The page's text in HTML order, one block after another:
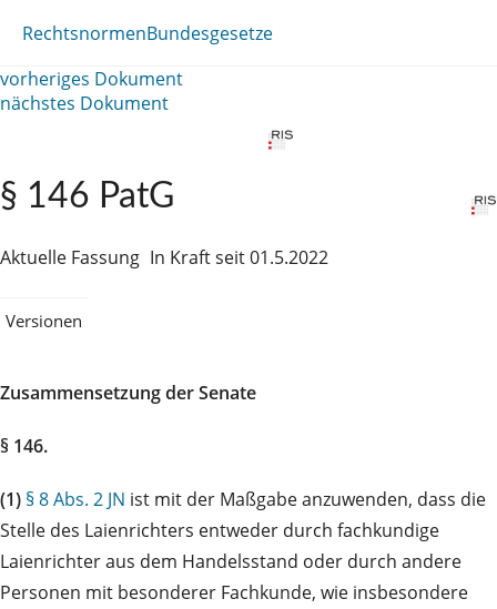
RechtsnormenBundesgesetze
vorheriges Dokument
nächstes Dokument
§ 146 PatG
Aktuelle Fassung In Kraft seit 01.5.2022
Versionen
Zusammensetzung der Senate
§ 146.
(1) § 8 Abs. 2 JN ist mit der Maßgabe anzuwenden, dass die
Stelle des Laienrichters entweder durch fachkundige
Laienrichter aus dem Handelsstand oder durch andere
Personen mit besonderer Fachkunde, wie insbesondere